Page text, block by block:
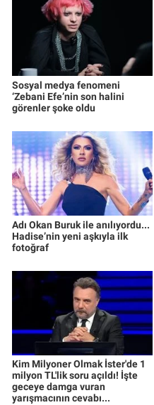
Sosyal medya fenomeni
‘Zebani Efe’nin son halini
görenler şoke oldu
Adı Okan Buruk ile anılıyordu...
Hadise’nin yeni aşkıyla ilk
fotoğraf
Kim Milyoner Olmak İster'de 1
milyon TL'lik soru açıldı! İşte
geceye damga vuran
yarışmacının cevabı...